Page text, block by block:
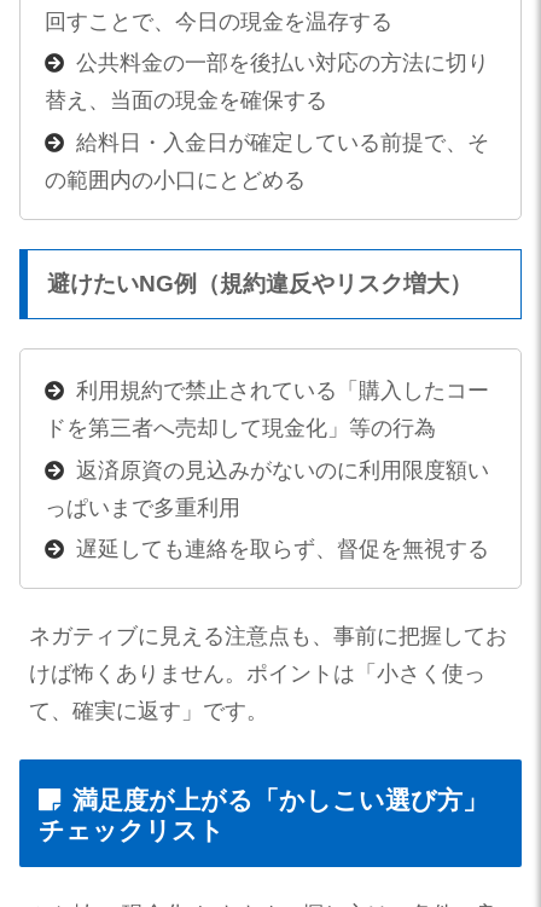
回すことで、今日の現金を温存する
公共料金の一部を後払い対応の方法に切り
替え、当面の現金を確保する
給料日・入金日が確定している前提で、そ
の範囲内の小口にとどめる
避けたいNG例（規約違反やリスク増大）
利用規約で禁止されている「購入したコー
ドを第三者へ売却して現金化」等の行為
返済原資の見込みがないのに利用限度額い
っぱいまで多重利用
遅延しても連絡を取らず、督促を無視する
ネガティブに見える注意点も、事前に把握してお
けば怖くありません。ポイントは「小さく使っ
て、確実に返す」です。
満足度が上がる「かしこい選び方」
チェックリスト